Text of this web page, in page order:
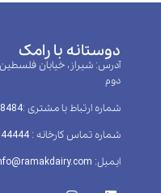
دوستانه با رامک
آدرس: شیراز، خیابان
دوم
شماره ارتباط با مشتری :‌07132848484
شماره تماس کارخانه : 07132844444
ایمیل: info@ramakdairy.com